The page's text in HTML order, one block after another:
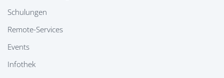
Schulungen
Remote-Services
Events
Infothek